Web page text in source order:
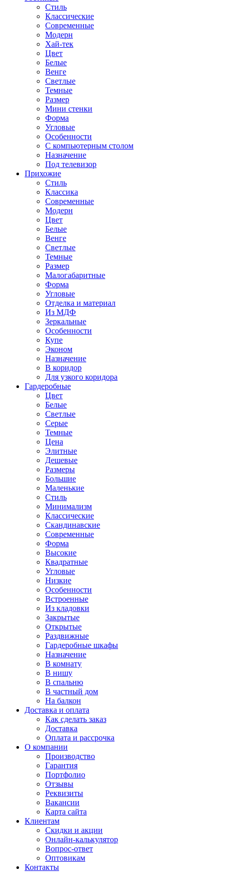
Стиль
Классические
Современные
Модерн
Хай-тек
Цвет
Белые
Венге
Светлые
Темные
Размер
Мини стенки
Форма
Угловые
Особенности
С компьютерным столом
Назначение
Под телевизор
Прихожие
Стиль
Классика
Современные
Модерн
Цвет
Белые
Венге
Светлые
Темные
Размер
Малогабаритные
Форма
Угловые
Отделка и материал
Из МДФ
Зеркальные
Особенности
Купе
Эконом
Назначение
В коридор
Для узкого коридора
Гардеробные
Цвет
Белые
Светлые
Серые
Темные
Цена
Элитные
Дешевые
Размеры
Большие
Маленькие
Стиль
Минимализм
Классические
Скандинавские
Современные
Форма
Высокие
Квадратные
Угловые
Низкие
Особенности
Встроенные
Из кладовки
Закрытые
Открытые
Раздвижные
Гардеробные шкафы
Назначение
В комнату
В нишу
В спальню
В частный дом
На балкон
Доставка и оплата
Как сделать заказ
Доставка
Оплата и рассрочка
О компании
Производство
Гарантия
Портфолио
Отзывы
Реквизиты
Вакансии
Карта сайта
Клиентам
Скидки и акции
Онлайн-калькулятор
Вопрос-ответ
Оптовикам
Контакты